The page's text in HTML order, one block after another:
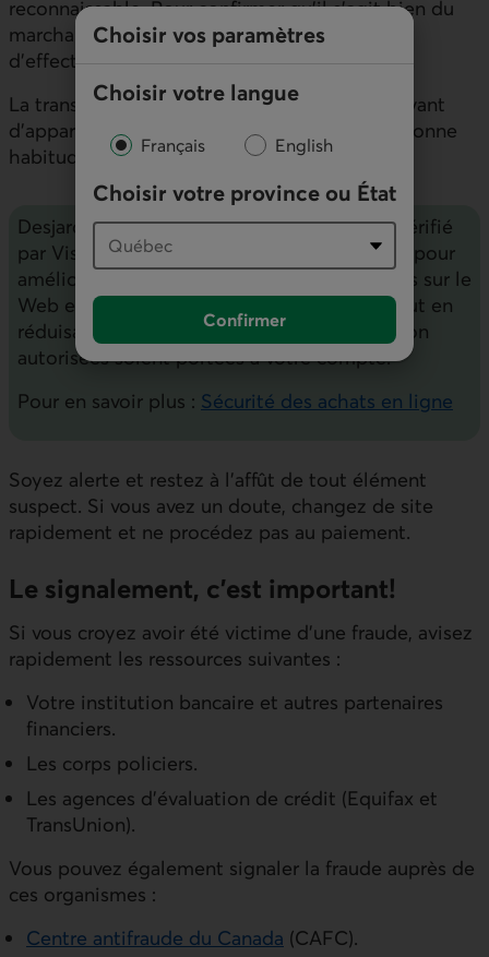
Choisir vos paramètres
Choisir votre langue
Français English
Choisir votre province ou État
Confirmer
reconnaissable. Pour confirmer qu’il s’agit bien du
marchand souhaité, il suffit généralement
d’effectuer une courte recherche sur Internet.
La transaction peut prendre quelques jours avant
d’apparaître, mais cette vérification est une bonne
habitude à prendre tous les mois.
Desjardins vous offre des services comme Vérifié
par Visa
MCou Mastercard Identity Check
pour
améliorer le niveau de sécurité de vos achats sur le
Web et y magasiner en toute tranquillité tout en
réduisant les risques que des transactions non
autorisées soient portées à votre compte.
Pour en savoir plus : Sécurité des achats en ligne
Soyez alerte et restez à l’affût de tout élément
suspect. Si vous avez un doute, changez de site
rapidement et ne procédez pas au paiement.
Le signalement, c’est important!
Si vous croyez avoir été victime d’une fraude, avisez
rapidement les ressources suivantes :
Votre institution bancaire et autres partenaires
financiers.
Les corps policiers.
Les agences d’évaluation de crédit (Equifax et
TransUnion).
Vous pouvez également signaler la fraude auprès de
ces organismes :
Centre antifraude du Canada (CAFC).